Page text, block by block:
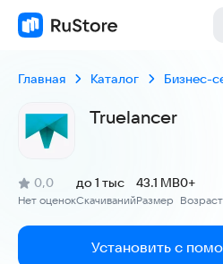
Главная Каталог Бизнес-
Truelancer
Рейтинг:
0,0
(
Нет оценок
)
Скачиваний
до 1 тыс
Размер
43.1 MB
Возраст
0+
Установить с